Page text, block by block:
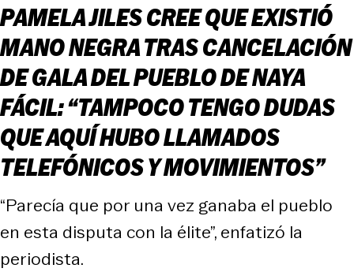
PAMELA JILES CREE QUE EXISTIÓ
MANO NEGRA TRAS CANCELACIÓN
DE GALA DEL PUEBLO DE NAYA
FÁCIL: “TAMPOCO TENGO DUDAS
QUE AQUÍ HUBO LLAMADOS
TELEFÓNICOS Y MOVIMIENTOS”
“Parecía que por una vez ganaba el pueblo
en esta disputa con la élite”, enfatizó la
periodista.